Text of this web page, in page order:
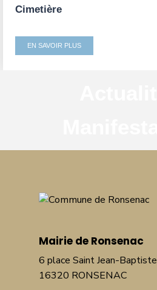
Cimetière
EN SAVOIR PLUS
Mairie de Ronsenac
6 place Saint Jean-Baptiste
16320 RONSENAC